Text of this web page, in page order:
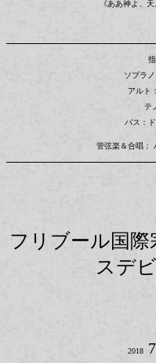
《ああ神よ、
ソプラ
アルト
テ
バス：
管弦楽＆合唱：
フリブール国際
スデ
2018 7